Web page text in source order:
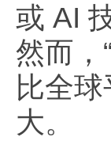
或 AI
然而，
比全
大。